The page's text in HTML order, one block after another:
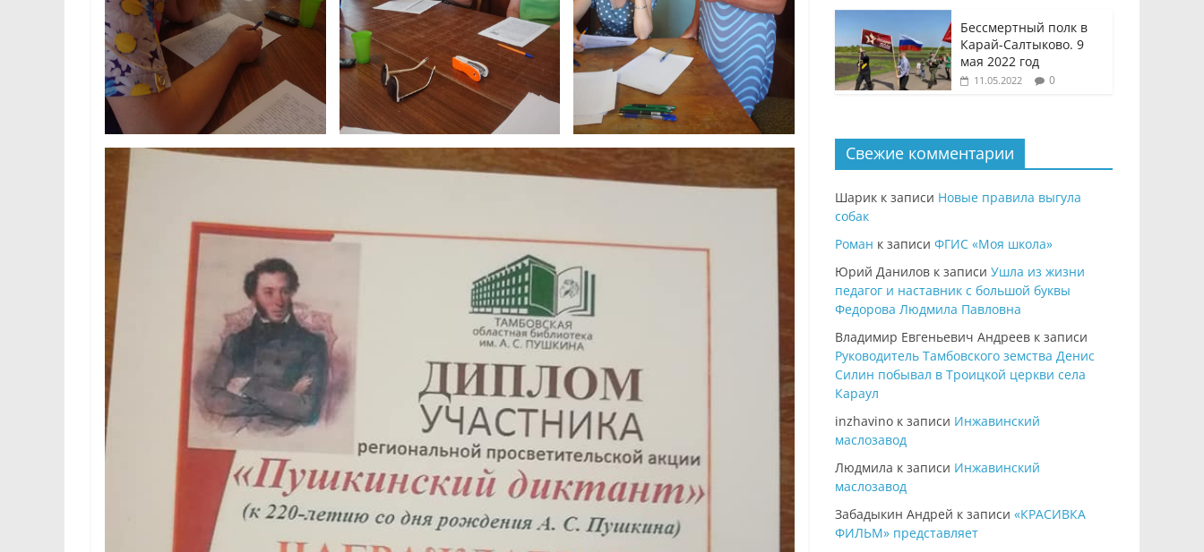
Бессмертный полк в
Карай-Салтыково. 9
мая 2022 год
11.05.2022 0
Свежие комментарии
Шарик к записи Новые правила выгула
собак
Роман к записи ФГИС «Моя школа»
Юрий Данилов к записи Ушла из жизни
педагог и наставник с большой буквы
Федорова Людмила Павловна
Владимир Евгеньевич Андреев к записи
Руководитель Тамбовского земства Денис
Силин побывал в Троицкой церкви села
Караул
inzhavino к записи Инжавинский
маслозавод
Людмила к записи Инжавинский
маслозавод
Забадыкин Андрей к записи «КРАСИВКА
ФИЛЬМ» представляет